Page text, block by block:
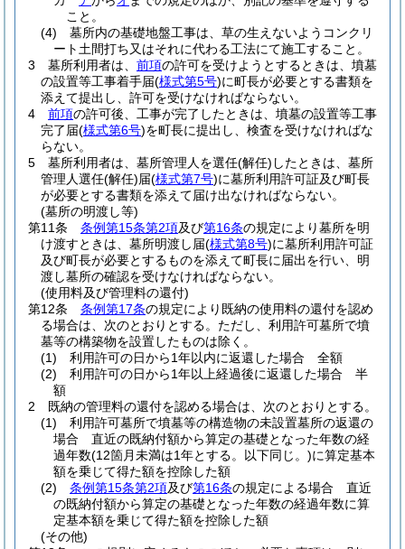
こと。
(4)
墓所内の基礎地盤工事は、草の生えないようコンクリ
ート土間打ち又はそれに代わる工法にて施工すること。
3
墓所利用者は、 前項の許可を受けようとするときは、墳墓
の設置等工事着手届(様式第5号)に町長が必要とする書類を
添えて提出し、許可を受けなければならない。
4
前項の許可後、工事が完了したときは、墳墓の設置等工事
完了届(様式第6号)を町長に提出し、検査を受けなければな
らない。
5
墓所利用者は、墓所管理人を選任(解任) したときは、墓所
管理人選任(解任)届(様式第7号)に墓所利用許可証及び町長
が必要とする書類を添えて届け出なければならない。
(墓所の明渡し等)
第11条
条例第15条第2項及び第16条の規定により墓所を明
け渡すときは、墓所明渡し届(様式第8号)に墓所利用許可証
及び町長が必要とするものを添えて町長に届出を行い、明
渡し墓所の確認を受けなければならない。
(使用料及び管理料の還付)
第12条
条例第17条の規定により既納の使用料の還付を認め
る場合は、次のとおりとする。 ただし、利用許可墓所で墳
墓等の構築物を設置したものは除く。
(1)
利用許可の日から1年以内に返還した場合 全額
(2)
利用許可の日から1年以上経過後に返還した場合 半
額
2
既納の管理料の還付を認める場合は、次のとおりとする。
(1)
利用許可墓所で墳墓等の構造物の未設置墓所の返還の
場合 直近の既納付額から算定の基礎となった年数の経
過年数(12箇月未満は1年とする。以下同じ。)に算定基本
額を乗じて得た額を控除した額
(2)
条例第15条第2項及び第16条の規定による場合 直近
の既納付額から算定の基礎となった年数の経過年数に算
定基本額を乗じて得た額を控除した額
(その他)